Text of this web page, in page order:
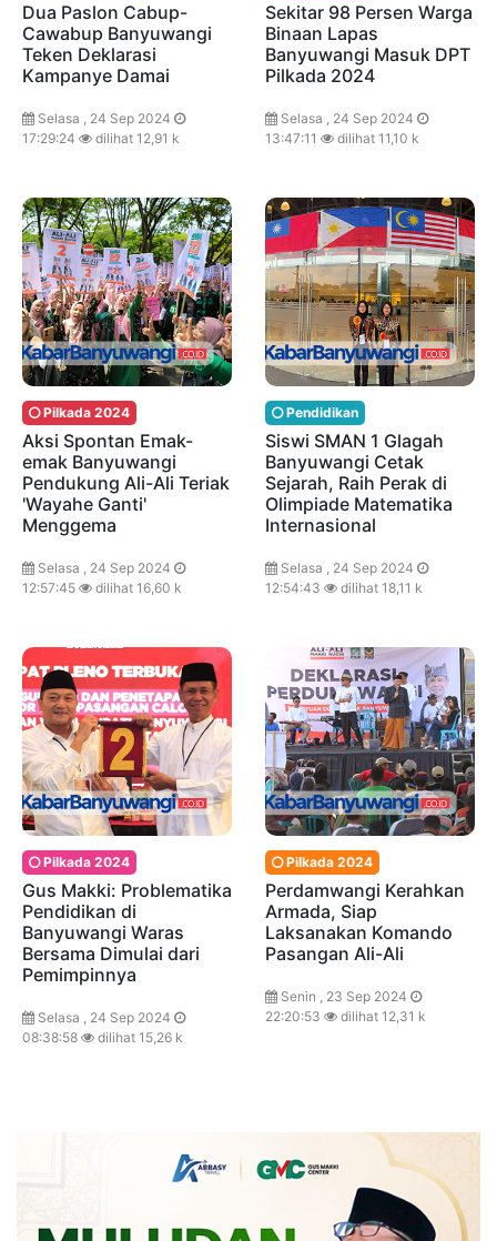
Dua Paslon Cabup-
Cawabup Banyuwangi
Teken Deklarasi
Kampanye Damai
Selasa , 24 Sep 2024
17:29:24
dilihat 12,91 k
Sekitar 98 Persen Warga
Binaan Lapas
Banyuwangi Masuk DPT
Pilkada 2024
Selasa , 24 Sep 2024
13:47:11
dilihat 11,10 k
Pilkada 2024
Aksi Spontan Emak-
emak Banyuwangi
Pendukung Ali-Ali Teriak
'Wayahe Ganti'
Menggema
Selasa , 24 Sep 2024
12:57:45
dilihat 16,60 k
Pendidikan
Siswi SMAN 1 Glagah
Banyuwangi Cetak
Sejarah, Raih Perak di
Olimpiade Matematika
Internasional
Selasa , 24 Sep 2024
12:54:43
dilihat 18,11 k
Pilkada 2024
Gus Makki: Problematika
Pendidikan di
Banyuwangi Waras
Bersama Dimulai dari
Pemimpinnya
Selasa , 24 Sep 2024
08:38:58
dilihat 15,26 k
Pilkada 2024
Perdamwangi Kerahkan
Armada, Siap
Laksanakan Komando
Pasangan Ali-Ali
Senin , 23 Sep 2024
22:20:53
dilihat 12,31 k